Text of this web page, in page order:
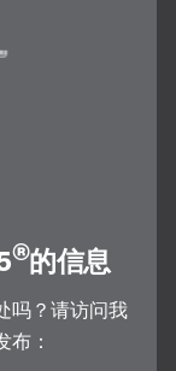
®的信息
吗？请访问我
布：